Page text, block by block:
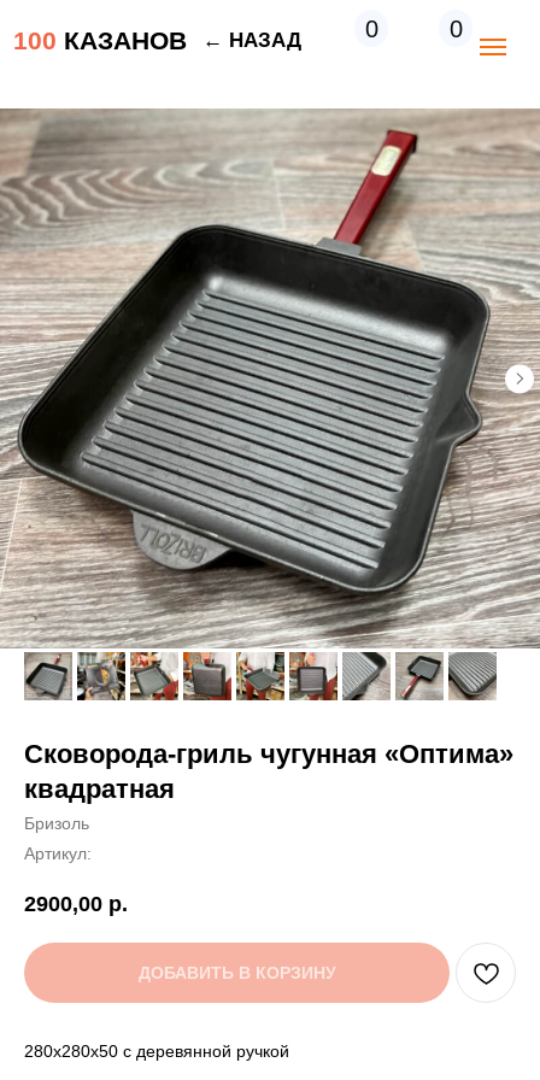
100 КАЗАНОВ ← НАЗАД
Сковорода-гриль чугунная «Оптима»
квадратная
Бризоль
Артикул:
2900,00 р.
ДОБАВИТЬ В КОРЗИНУ
280х280х50 с деревянной ручкой